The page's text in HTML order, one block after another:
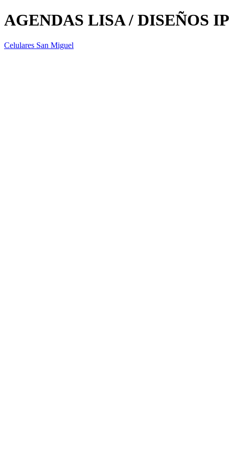
AGENDAS LISA / DISEÑOS
Celulares San Miguel